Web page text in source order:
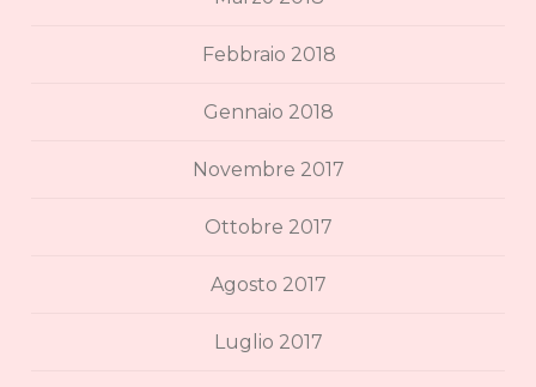
Febbraio 2018
Gennaio 2018
Novembre 2017
Ottobre 2017
Agosto 2017
Luglio 2017